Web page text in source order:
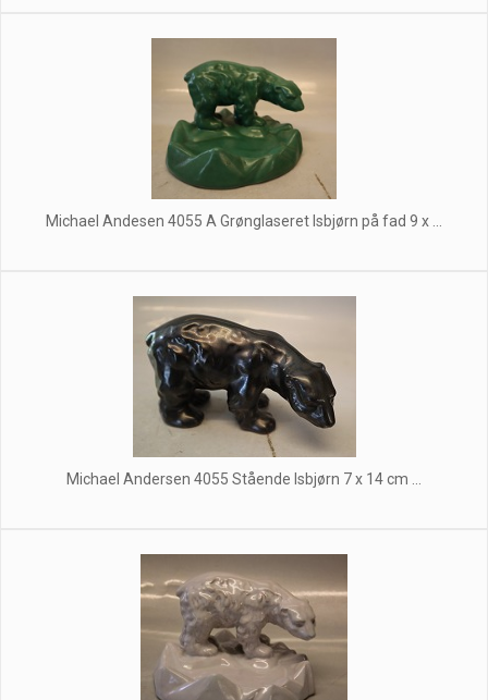
Michael Andesen 4055 A Grønglaseret Isbjørn på fad 9 x ...
Michael Andersen 4055 Stående Isbjørn 7 x 14 cm ...